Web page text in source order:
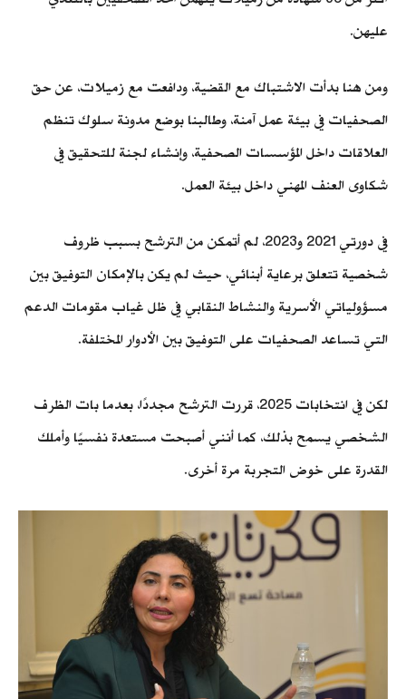
عليهن.
ومن هنا بدأت الاشتباك مع القضية، ودافعت مع زميلات، عن حق
الصحفيات في بيئة عمل آمنة، وطالبنا بوضع مدونة سلوك تنظم
العلاقات داخل المؤسسات الصحفية، وإنشاء لجنة للتحقيق في
شكاوى العنف المهني داخل بيئة العمل.
في دورتي 2021 و2023، لم أتمكن من الترشح بسبب ظروف
شخصية تتعلق برعاية أبنائي، حيث لم يكن بالإمكان التوفيق بين
مسؤولياتي الأسرية والنشاط النقابي في ظل غياب مقومات الدعم
التي تساعد الصحفيات على التوفيق بين الأدوار المختلفة.
لكن في انتخابات 2025، قررت الترشح مجددًا، بعدما بات الظرف
الشخصي يسمح بذلك، كما أنني أصبحت مستعدة نفسيًا وأملك
القدرة على خوض التجربة مرة أخرى.